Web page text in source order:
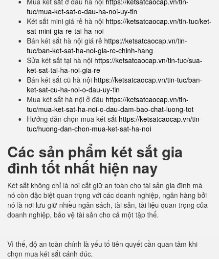
tuc/mua-ket-sat-o-dau-ha-noi-uy-tin
Két sắt mini giá rẻ hà nội https://ketsatcaocap.vn/tin-tuc/ket-
sat-mini-gia-re-tai-ha-noi
Bán két sắt hà nội giá rẻ https://ketsatcaocap.vn/tin-
tuc/ban-ket-sat-ha-noi-gia-re-chinh-hang
Sửa két sắt tại hà nội https://ketsatcaocap.vn/tin-tuc/sua-
ket-sat-tai-ha-noi-gia-re
Bán két sắt cũ hà nội https://ketsatcaocap.vn/tin-tuc/ban-
ket-sat-cu-ha-noi-o-dau-uy-tin
Mua két sắt hà nội ở đâu https://ketsatcaocap.vn/tin-
tuc/mua-ket-sat-ha-noi-o-dau-dam-bao-chat-luong-tot
Hướng dẫn chọn mua két sắt https://ketsatcaocap.vn/tin-
tuc/huong-dan-chon-mua-ket-sat-ha-noi
Các sản phẩm két sắt gia
đình tốt nhất hiện nay
Két sắt không chỉ là nơi cất giữ an toàn cho tài sản gia đình mà
nó còn đặc biệt quan trọng với các doanh nghiệp, ngân hàng bởi
nó là nơi lưu giữ nhiều ngân sách, tài sản, tài liệu quan trọng của
doanh nghiệp, bảo vệ tài sản cho cả một tập thể.
Vì thế, độ an toàn chính là yếu tố tiên quyết cần quan tâm khi
chọn mua két sắt cánh đúc.